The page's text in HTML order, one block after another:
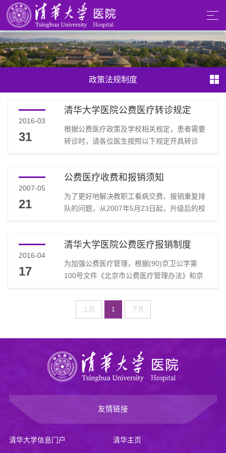
政策法规制度
2016-03
31
清华大学医院公费医疗转诊规定
根据公费医疗政策及学校相关规定，患者需要
转诊时，请各位医生按照以下规定开具转诊
人员）一般转往中日友好医院，少数转往北医
本）确认其可以转往的上级医院。三、退休教
工、退休新102人员到就近医院住院需开转诊
开转诊单。四、持社保卡的医照人员（老
102）到...
2007-05
21
公费医疗收费和报销须知
为了更好地解决教职工看病交费、报销重复排
队的问题，从2007年5月23日起，升级后的校
校现行的公费医疗管理办法不变。2、 教职工
成，即只交纳本次就医个人应负担的医药费部
分，无须另行排队报销。3、 交费单据上打印
分、平安互助基金报销部分等数据，交个人
备...
2016-04
17
清华大学医院公费医疗报销制度
为加强公费医疗管理，根据(90)京卫公字第
100号文件《北京市公费医疗管理办法》和京
强公费医疗管理等有关问题的通知》的精神和
我校公费医疗改革管理办法，特制定我院公费
位就诊的医药费 (含药品费、检查费、治疗
费、床位费、手术费等)。2、因急症不能赴指
上页 1 下页
友情链接
清华大学信息门户 清华主页